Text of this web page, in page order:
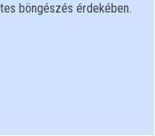
böngészés érdekében.